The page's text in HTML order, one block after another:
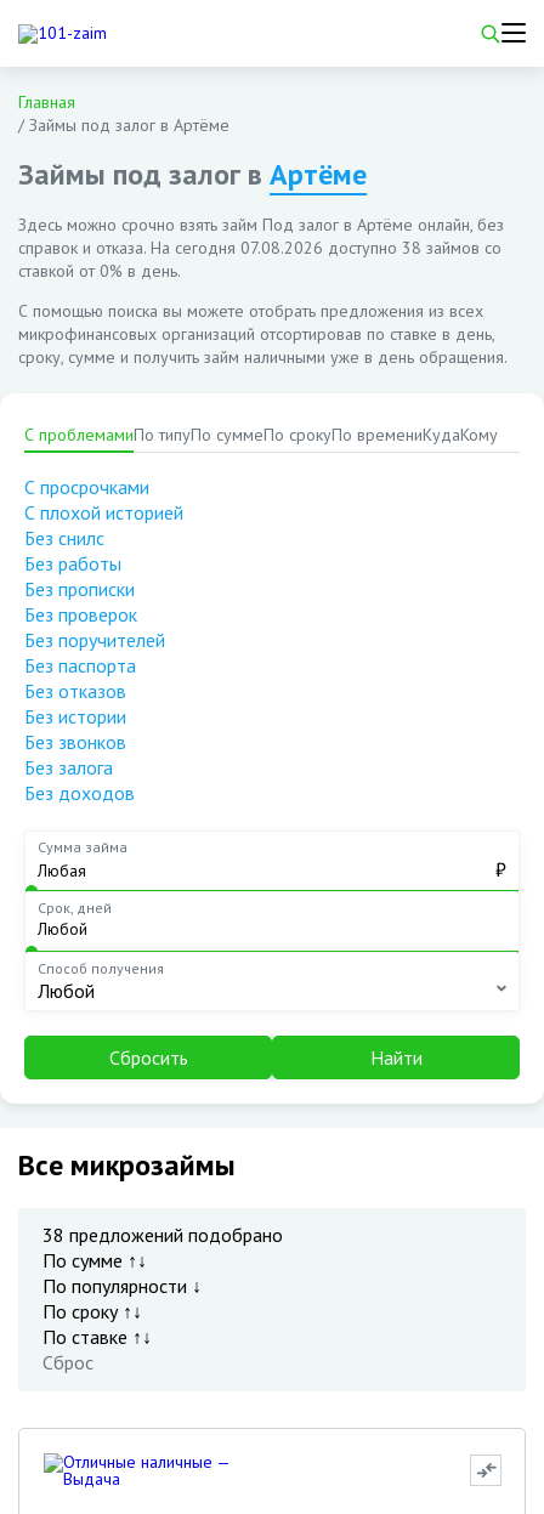
Главная
/Займы под залог в Артёме
Займы под залог в Артёме
Здесь можно срочно взять займ Под залог в Артёме онлайн, без
справок и отказа. На сегодня 07.08.2026 доступно 38 займов со
ставкой от 0% в день.
С помощью поиска вы можете отобрать предложения из всех
микрофинансовых организаций отсортировав по ставке в день,
сроку, сумме и получить займ наличными уже в день обращения.
С проблемамиПо типуПо суммеПо срокуПо времениКудаКому
С просрочками
С плохой историей
Без снилс
Без работы
Без прописки
Без проверок
Без поручителей
Без паспорта
Без отказов
Без истории
Без звонков
Без залога
Без доходов
Сумма займа
₽
Срок, дней
Способ получения
Любой
Сбросить Найти
Все микрозаймы
38 предложений подобрано
По сумме ↑↓
По популярности ↓
По сроку ↑↓
По ставке ↑↓
Сброс